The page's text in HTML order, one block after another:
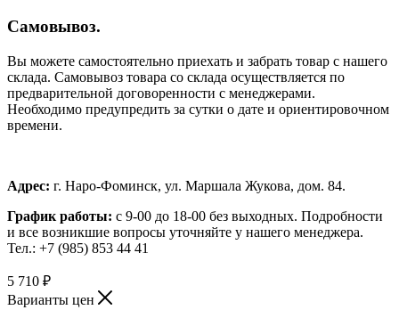
Самовывоз.
Вы можете самостоятельно приехать и забрать товар с нашего
склада. Самовывоз товара со склада осуществляется по
предварительной договоренности с менеджерами.
Необходимо предупредить за сутки о дате и ориентировочном
времени.
Адрес: г. Наро-Фоминск, ул. Маршала Жукова, дом. 84.
График работы: с 9-00 до 18-00 без выходных. Подробности
и все возникшие вопросы уточняйте у нашего менеджера.
Тел.: +7 (985) 853 44 41
5 710 ₽
Варианты цен